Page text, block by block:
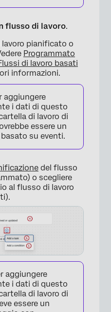
×
flusso di lavoro.
pianificato o
Programmato
di lavoro basati
informazioni.
aggiungere
i dati di questo
di lavoro di
essere un
su eventi.
del flusso
o scegliere
al flusso di lavoro
aggiungere
i dati di questo
di lavoro di
essere un